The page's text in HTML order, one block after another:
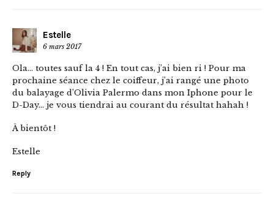
Estelle
6 mars 2017
Ola… toutes sauf la 4 ! En tout cas, j’ai bien ri ! Pour ma
prochaine séance chez le coiffeur, j’ai rangé une photo
du balayage d’Olivia Palermo dans mon Iphone pour le
D-Day… je vous tiendrai au courant du résultat hahah !
À bientôt !
Estelle
Reply